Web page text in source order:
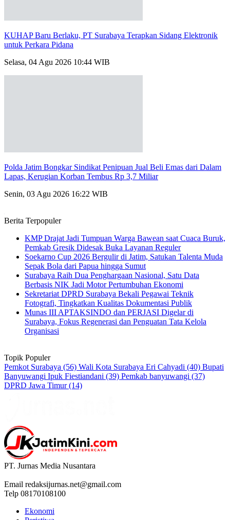
untuk Perkara Pidana
Selasa, 04 Agu 2026 10:44 WIB
Lapas, Kerugian Korban Tembus Rp 3,7 Miliar
Senin, 03 Agu 2026 16:22 WIB
KMP Drajat Jadi Tumpuan Warga Bawean saat Cuaca Buruk,
Pemkab Gresik Didesak Buka Layanan Reguler
Soekarno Cup 2026 Bergulir di Jatim, Satukan Talenta Muda
Sepak Bola dari Papua hingga Sumut
Surabaya Raih Dua Penghargaan Nasional, Satu Data
Berbasis NIK Jadi Motor Pertumbuhan Ekonomi
Sekretariat DPRD Surabaya Bekali Pegawai Teknik
Fotografi, Tingkatkan Kualitas Dokumentasi Publik
Munas III APTAKSINDO dan PERJASI Digelar di
Surabaya, Fokus Regenerasi dan Penguatan Tata Kelola
Organisasi
Pemkot Surabaya
Banyuwangi Ipuk Fiestiandani(39) Pemkab banyuwangi(37)
DPRD Jawa Timur(14)
PT. Jurnas Media Nusantara
Telp 08170108100
Peristiwa